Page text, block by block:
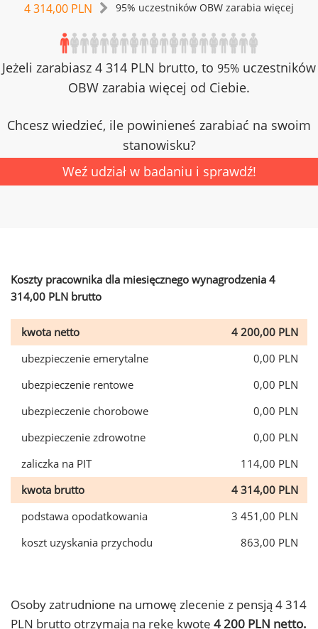
4 314,00 PLN 95% uczestników OBW zarabia więcej
Jeżeli zarabiasz 4 314 PLN brutto, to 95% uczestników
OBW zarabia więcej od Ciebie.
Chcesz wiedzieć, ile powinieneś zarabiać na swoim
stanowisku?
Weź udział w badaniu i sprawdź!
Koszty pracownika dla miesięcznego wynagrodzenia 4
314,00 PLN brutto
kwota netto
4 200,00 PLN
ubezpieczenie emerytalne
0,00 PLN
ubezpieczenie rentowe
0,00 PLN
ubezpieczenie chorobowe
0,00 PLN
ubezpieczenie zdrowotne
0,00 PLN
zaliczka na PIT
114,00 PLN
kwota brutto
4 314,00 PLN
podstawa opodatkowania
3 451,00 PLN
koszt uzyskania przychodu
863,00 PLN
Osoby zatrudnione na umowę zlecenie z pensją 4 314
PLN brutto otrzymają na rękę kwotę 4 200 PLN netto.